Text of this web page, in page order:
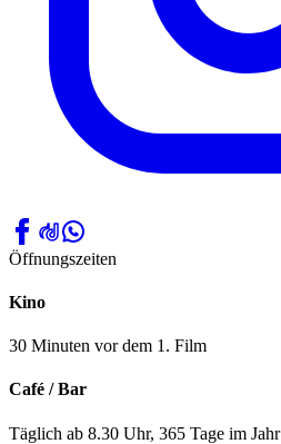
Öffnungszeiten
Kino
30 Minuten vor dem 1. Film
Café / Bar
Täglich ab 8.30 Uhr, 365 Tage im Jahr